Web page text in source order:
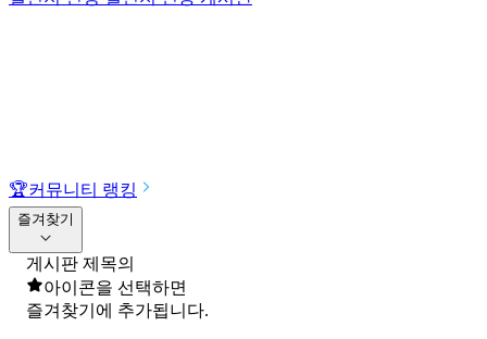
🏆커뮤니티 랭킹
즐겨찾기
게시판 제목의
아이콘을 선택하면
즐겨찾기에 추가됩니다.